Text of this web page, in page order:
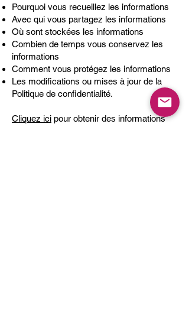
Pourquoi vous recueillez les informations
Avec qui vous partagez les informations
Où sont stockées les informations
Combien de temps vous conservez les
informations
Comment vous protégez les informations
Les modifications ou mises à jour de la
Politique de confidentialité.
Cliquez ici pour obtenir des informations